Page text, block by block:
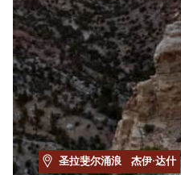
圣拉斐尔涌浪 杰伊·达什